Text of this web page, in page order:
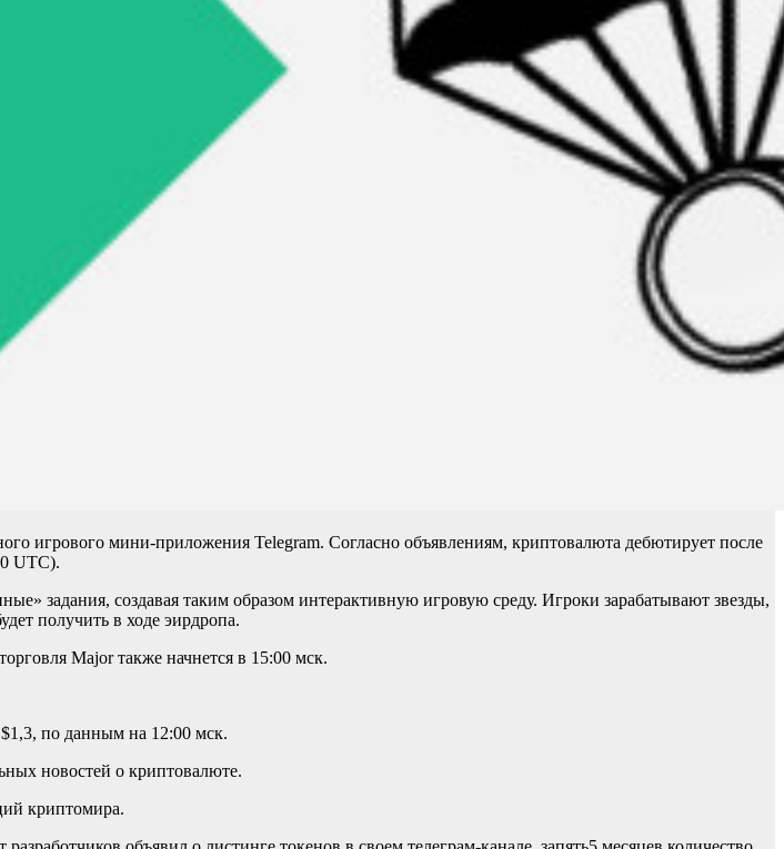
игрового мини-приложения Telegram. Согласно объявлениям, криптовалюта дебютирует после
UTC).
задания, создавая таким образом интерактивную игровую среду. Игроки зарабатывают звезды,
получить в ходе эирдропа.
Major также начнется в 15:00 мск.
по данным на 12:00 мск.
новостей о криптовалюте.
криптомира.